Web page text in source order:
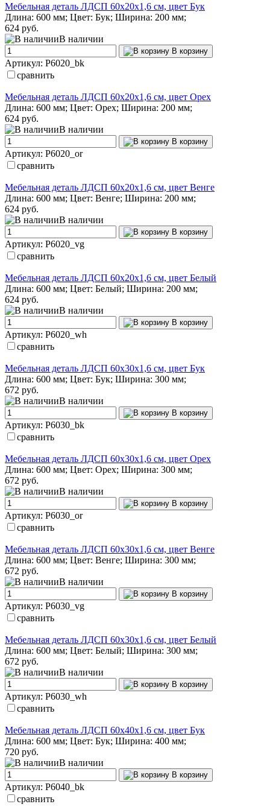
Мебельная деталь ЛДСП 60х20х1,6 см, цвет Бук
Длина: 600 мм; Цвет: Бук; Ширина: 200 мм;
624 руб.
В наличии
В корзину
Артикул: P6020_bk
сравнить
Мебельная деталь ЛДСП 60х20х1,6 см, цвет Орех
Длина: 600 мм; Цвет: Орех; Ширина: 200 мм;
624 руб.
В наличии
В корзину
Артикул: P6020_or
сравнить
Мебельная деталь ЛДСП 60х20х1,6 см, цвет Венге
Длина: 600 мм; Цвет: Венге; Ширина: 200 мм;
624 руб.
В наличии
В корзину
Артикул: P6020_vg
сравнить
Мебельная деталь ЛДСП 60х20х1,6 см, цвет Белый
Длина: 600 мм; Цвет: Белый; Ширина: 200 мм;
624 руб.
В наличии
В корзину
Артикул: P6020_wh
сравнить
Мебельная деталь ЛДСП 60х30х1,6 см, цвет Бук
Длина: 600 мм; Цвет: Бук; Ширина: 300 мм;
672 руб.
В наличии
В корзину
Артикул: P6030_bk
сравнить
Мебельная деталь ЛДСП 60х30х1,6 см, цвет Орех
Длина: 600 мм; Цвет: Орех; Ширина: 300 мм;
672 руб.
В наличии
В корзину
Артикул: P6030_or
сравнить
Мебельная деталь ЛДСП 60х30х1,6 см, цвет Венге
Длина: 600 мм; Цвет: Венге; Ширина: 300 мм;
672 руб.
В наличии
В корзину
Артикул: P6030_vg
сравнить
Мебельная деталь ЛДСП 60х30х1,6 см, цвет Белый
Длина: 600 мм; Цвет: Белый; Ширина: 300 мм;
672 руб.
В наличии
В корзину
Артикул: P6030_wh
сравнить
Мебельная деталь ЛДСП 60х40х1,6 см, цвет Бук
Длина: 600 мм; Цвет: Бук; Ширина: 400 мм;
720 руб.
В наличии
В корзину
Артикул: P6040_bk
сравнить